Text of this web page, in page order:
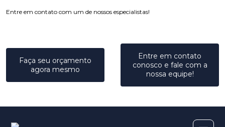
Entre em contato com um de nossos especialistas!
Faça seu orçamento
agora mesmo
Entre em contato
conosco e fale com a
nossa equipe!